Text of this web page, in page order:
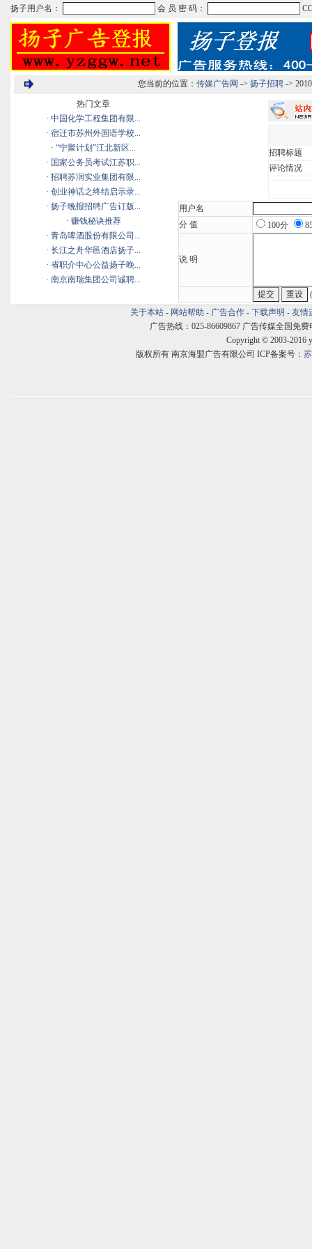
您当前的位置： 传媒广告网 -> 扬子招聘->
热门文章
· 中国化学工程集团有限...
· 宿迁市苏州外国语学校...
· “宁聚计划”江北新区...
· 国家公务员考试江苏职...
· 招聘苏润实业集团有限...
· 创业神话之终结启示录...
· 扬子晚报招聘广告订版...
· 赚钱秘诀推荐
· 青岛啤酒股份有限公司...
· 长江之舟华邑酒店扬子...
· 省职介中心公益扬子晚...
· 南京南瑞集团公司诚聘...
招聘标题
评论情况
用户名
分 值
100分
说 明
关于本站 - 网站帮助 - 广告合作 - 下载声明 - 友情
广告热线：025-86609867 广告传媒全国免费
Copyright © 2003-2016
版权所有 南京海盟广告有限公司 ICP备案号：